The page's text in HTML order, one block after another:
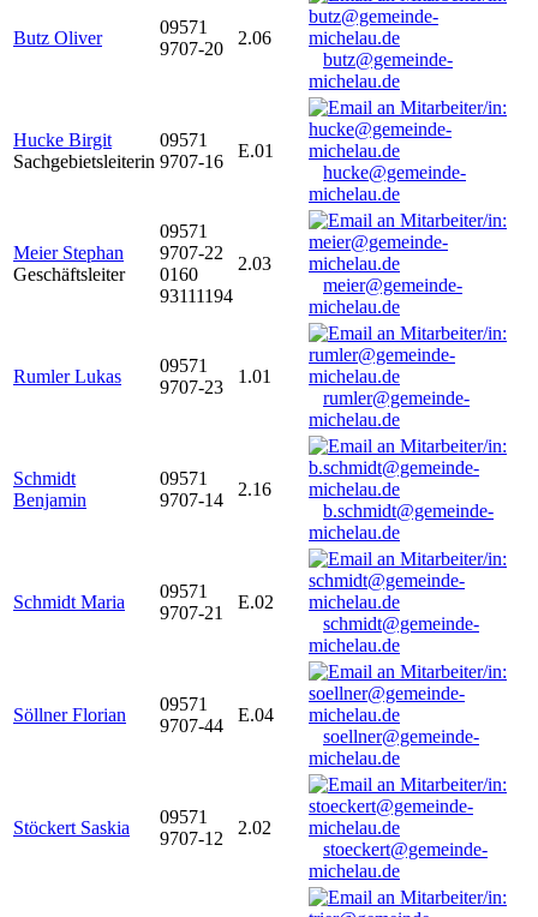
Butz Oliver
09571
9707-20
2.06
butz@gemeinde-
michelau.de
Hucke Birgit
Sachgebietsleiterin
09571
9707-16
E.01
hucke@gemeinde-
michelau.de
Meier Stephan
Geschäftsleiter
09571
9707-22
0160
93111194
2.03
meier@gemeinde-
michelau.de
Rumler Lukas
09571
9707-23
1.01
rumler@gemeinde-
michelau.de
Schmidt
Benjamin
09571
9707-14
2.16
b.schmidt@gemeinde-
michelau.de
Schmidt Maria
09571
9707-21
E.02
schmidt@gemeinde-
michelau.de
Söllner Florian
09571
9707-44
E.04
soellner@gemeinde-
michelau.de
Stöckert Saskia
09571
9707-12
2.02
stoeckert@gemeinde-
michelau.de